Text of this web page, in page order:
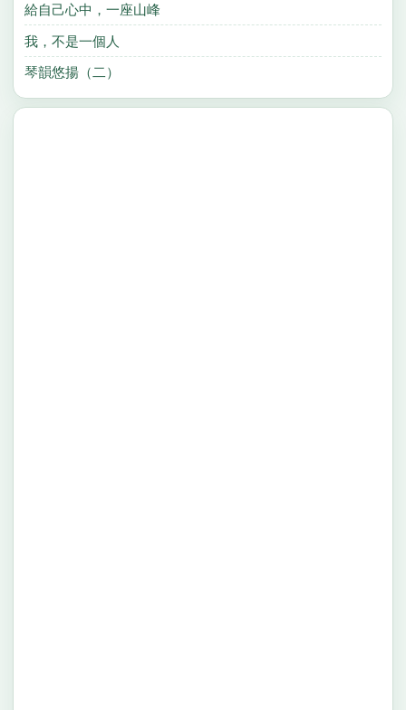
給自己心中，一座山峰
我，不是一個人
琴韻悠揚（二）